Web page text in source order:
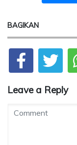
BAGIKAN
Leave a Reply